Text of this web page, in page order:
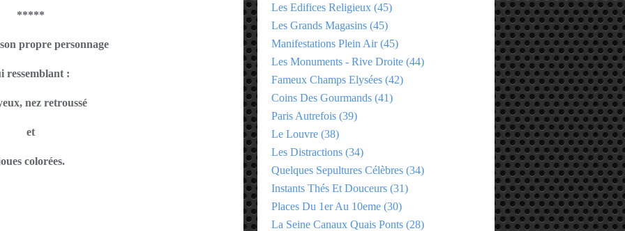
*****
propre personnage
ressemblant :
nez retroussé
et
colorées.
Les Edifices Religieux (45)
Les Grands Magasins (45)
Manifestations Plein Air(45)
Les Monuments - Rive Droite (44)
Fameux Champs Elysées (42)
Coins Des Gourmands (41)
Paris Autrefois (39)
Le Louvre (38)
Les Distractions (34)
Quelques Sepultures Célèbres (34)
Instants Thés Et Douceurs (31)
Places Du 1er Au 10eme (30)
La Seine Canaux Quais Ponts (28)